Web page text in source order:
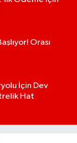
Orası
İçin Dev
Hat